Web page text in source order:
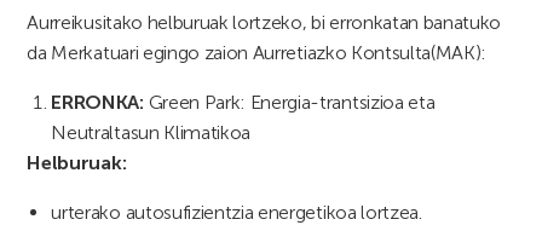
Aurreikusitako helburuak lortzeko, bi erronkatan banatuko
da Merkatuari egingo zaion Aurretiazko Kontsulta(MAK):
ERRONKA: Green Park: Energia-trantsizioa eta
Neutraltasun Klimatikoa
Helburuak:
urterako autosufizientzia energetikoa lortzea.